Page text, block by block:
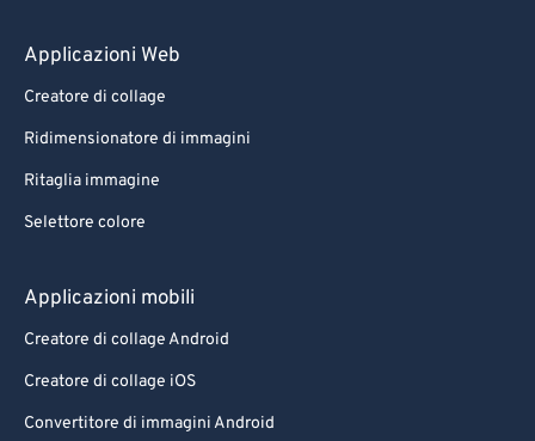
Applicazioni Web
Creatore di collage
Ridimensionatore di immagini
Ritaglia immagine
Selettore colore
Applicazioni mobili
Creatore di collage Android
Creatore di collage iOS
Convertitore di immagini Android